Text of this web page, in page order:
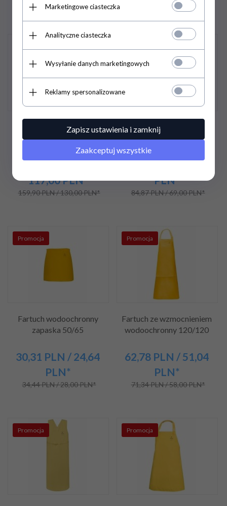
Fartuch Rybacki Extreme
Aj Group - PROS
143,91PLN/
117,00PLN*
159,90 PLN / 130,00 PLN*
Fartuch wodoochronny,
olejoodporny 120/120
74,69PLN/ 60,72
PLN*
84,87 PLN / 69,00 PLN*
Promocja
Fartuch wodoochronny
zapaska 50/65
30,31 PLN / 24,64
PLN*
34,44 PLN / 28,00 PLN*
Promocja
Fartuch ze wzmocnieniem
wodoochronny 120/120
62,78 PLN / 51,04
PLN*
71,34 PLN / 58,00 PLN*
Promocja Promocja
Marketingowe ciasteczka
Analityczne ciasteczka
Wysyłanie danych marketingowych
Reklamy spersonalizowane
Zapisz ustawienia i zamknij
Zaakceptuj wszystkie